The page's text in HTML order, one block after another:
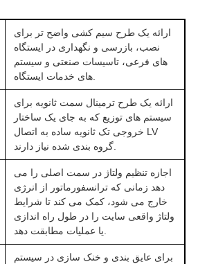
ارائه یک طرح سیم کشی واضح تر برای
نصب، بازرسی و نگهداری در ایستگاه
های فرعی، تاسیسات صنعتی و سیستم
ارائه یک طرح ترمینال سمت ثانویه برای
سیستم های توزیع که به جای یک ساختار
خروجی تک ثانویه ساده به اتصال LV
اجازه تنظیم ولتاژ در سمت اصلی را می
دهد زمانی که ترانسفورماتور از انرژی
خارج می شود، کمک می کند تا شرایط
ولتاژ واقعی سایت را در طول راه اندازی
برای عایق بندی و خنک سازی در سیستم